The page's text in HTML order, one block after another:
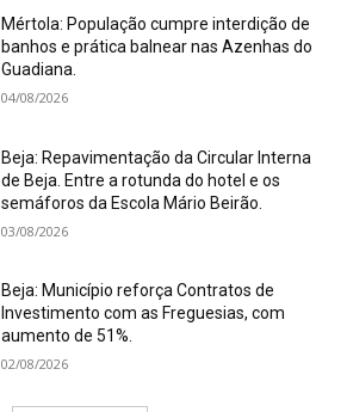
Mértola: População cumpre interdição de
banhos e prática balnear nas Azenhas do
Guadiana.
04/08/2026
Beja: Repavimentação da Circular Interna
de Beja. Entre a rotunda do hotel e os
semáforos da Escola Mário Beirão.
03/08/2026
Beja: Município reforça Contratos de
Investimento com as Freguesias, com
aumento de 51%.
02/08/2026